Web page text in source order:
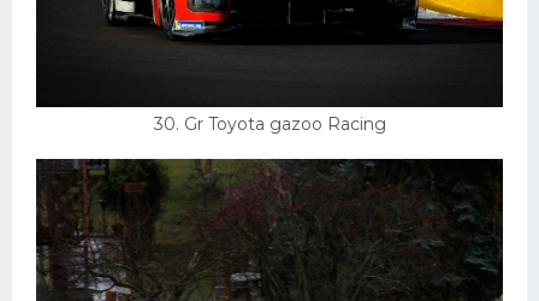
30. Gr Toyota gazoo Racing